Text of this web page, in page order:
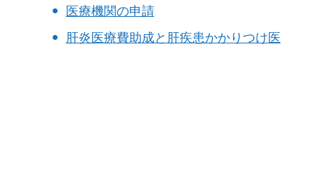
医療機関の申請
肝炎医療費助成と肝疾患かかりつけ医